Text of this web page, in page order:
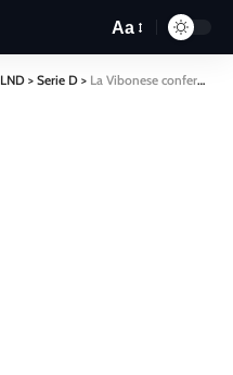
Aa
LND > Serie D > La Vibonese conferma il buon inizio